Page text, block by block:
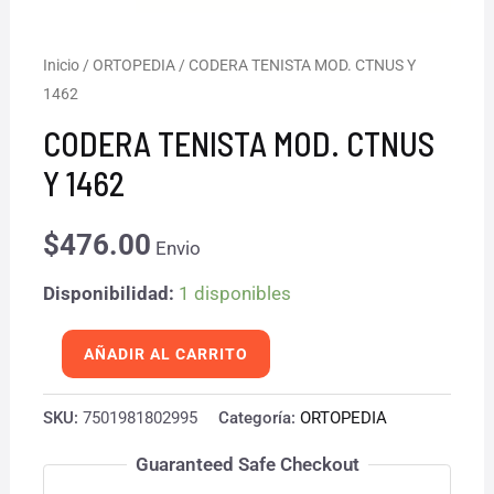
Inicio /ORTOPEDIA / CODERA TENISTA MOD. CTNUS Y
1462
CODERA TENISTA MOD. CTNUS
Y 1462
$476.00 Envio
Disponibilidad: 1 disponibles
CODERA
TENISTA
MOD.
CTNUS
Y
1462
AÑADIR AL CARRITO
SKU:7501981802995 Categoría:ORTOPEDIA
Guaranteed Safe Checkout